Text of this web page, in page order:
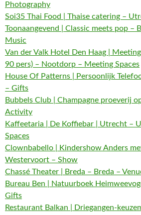
Photography
Soi35 Thai Food | Thaise catering –
Toonaangevend | Classic meets pop –
Music
Van der Valk Hotel Den Haag |
90 pers) – Nootdorp – Meeting Spaces
House Of Patterns | Persoonlijk
– Gifts
Bubbels Club | Champagne proeverij
Activity
Kaffeetaria | De Koffiebar | Utrecht –
Spaces
Clownbabello | Kindershow Anders
Westervoort – Show
Chassé Theater | Breda – Breda –
Bureau Ben | Natuurboek
Gifts
Restaurant Balkan | Driegangen-